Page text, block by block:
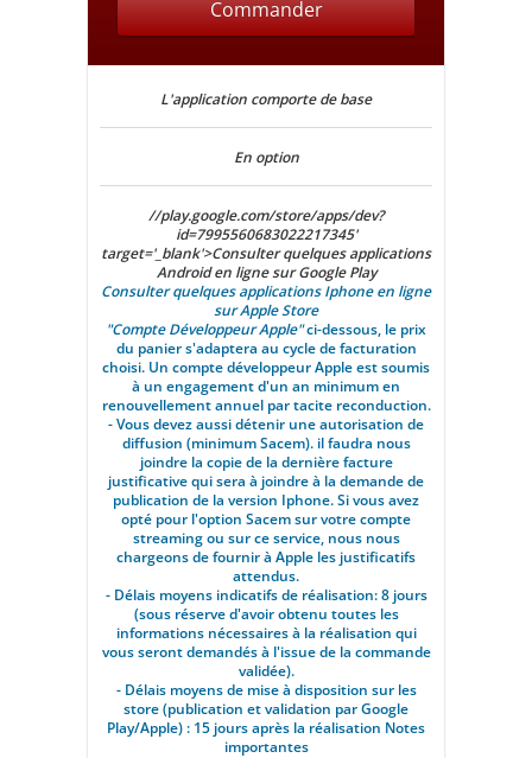
Commander
L'application comporte de base
En option
//play.google.com/store/apps/dev?
id=7995560683022217345'
target='_blank'>Consulter quelques applications
Android en ligne sur Google Play
Consulter quelques applications Iphone en ligne
sur Apple Store
"Compte Développeur Apple"ci-dessous, le prix
du panier s'adaptera au cycle de facturation
choisi. Un compte développeur Apple est soumis
à un engagement d'un an minimum en
renouvellement annuel par tacite reconduction.
- Vous devez aussi détenir une autorisation de
diffusion (minimum Sacem). il faudra nous
joindre la copie de la dernière facture
justificative qui sera à joindre à la demande de
publication de la version Iphone. Si vous avez
opté pour l'option Sacem sur votre compte
streaming ou sur ce service, nous nous
chargeons de fournir à Apple les justificatifs
attendus.
- Délais moyens indicatifs de réalisation: 8 jours
(sous réserve d'avoir obtenu toutes les
informations nécessaires à la réalisation qui
vous seront demandés à l'issue de la commande
validée).
- Délais moyens de mise à disposition sur les
store (publication et validation par Google
Play/Apple) : 15 jours après la réalisation Notes
importantes